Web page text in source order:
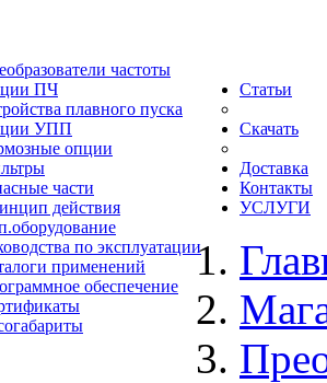
частоты
ПЧ
плавного пуска
УПП
опции
части
Статьи
действия
Скачать
по эксплуатации
применений
обеспечение
Доставка
Контакты
УСЛУГИ